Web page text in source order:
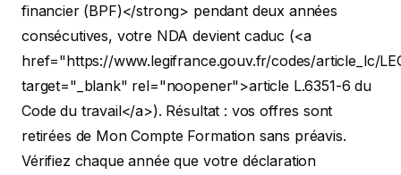
financier (BPF)</strong> pendant deux années
consécutives, votre NDA devient caduc (<a
href="https://www.legifrance.gouv.fr/codes/article_lc/
target="_blank" rel="noopener">article L.6351-6 du
Code du travail</a>). Résultat : vos offres sont
retirées de Mon Compte Formation sans préavis.
Vérifiez chaque année que votre déclaration